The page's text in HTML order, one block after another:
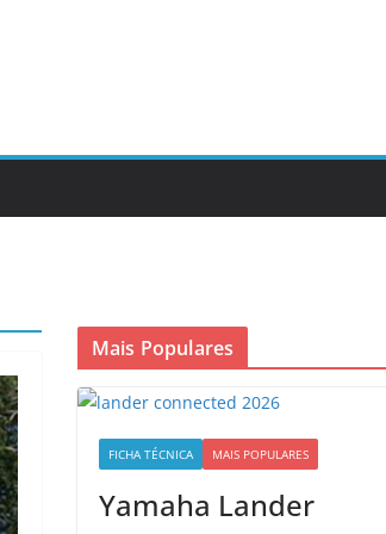
Mais Populares
FICHA TÉCNICA MAIS POPULARES
Yamaha Lander